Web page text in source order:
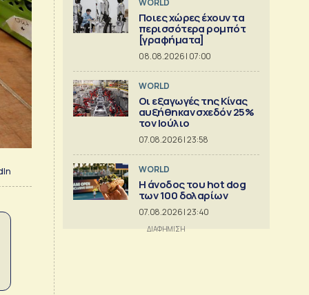
WORLD
Ποιες χώρες έχουν τα
περισσότερα ρομπότ
[γραφήματα]
08.08.2026 | 07:00
WORLD
Οι εξαγωγές της Κίνας
αυξήθηκαν σχεδόν 25%
τον Ιούλιο
07.08.2026 | 23:58
WORLD
Η άνοδος του hot dog
των 100 δολαρίων
07.08.2026 | 23:40